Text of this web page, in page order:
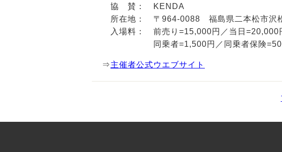
協 賛：
KENDA
所在地： 〒964-0088 福島県二本松市沢
入場料： 前売り=15,000円／当日=20,000
同乗者=1,500円／同乗者保険
⇒主催者公式ウエブサイト